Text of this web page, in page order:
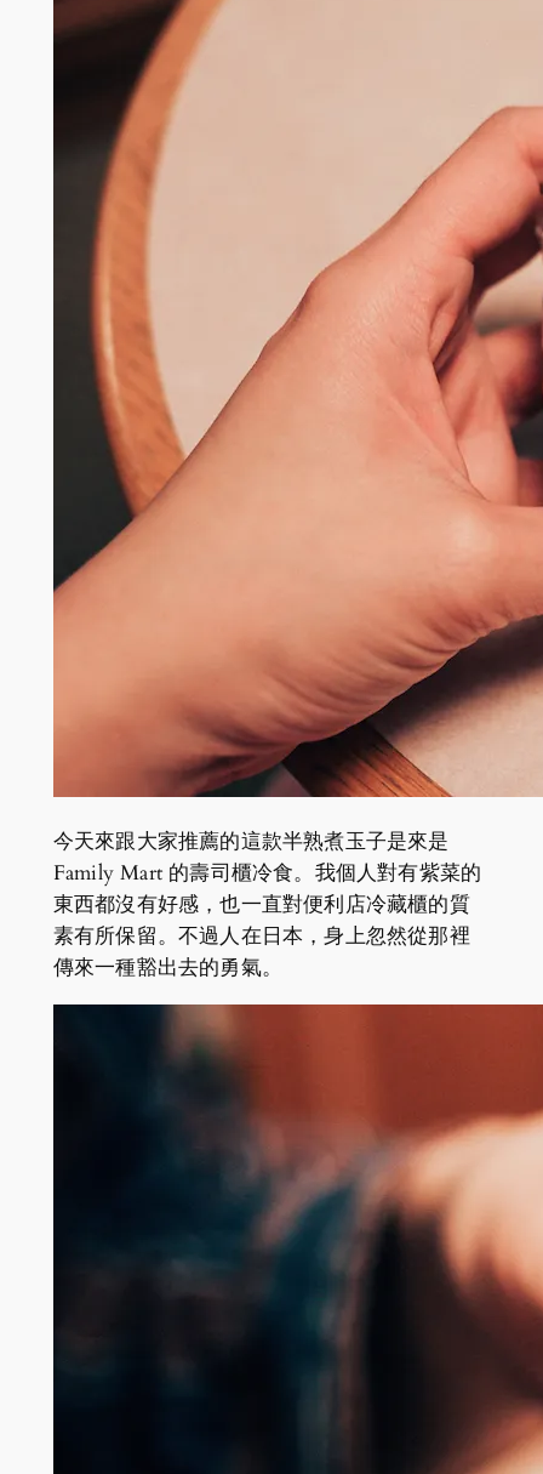
今天來跟大家推薦的這款半熟煮玉子是來是
Family Mart 的壽司櫃冷食。我個人對有紫菜的
東西都沒有好感，也一直對便利店冷藏櫃的質
素有所保留。不過人在日本，身上忽然從那裡
傳來一種豁出去的勇氣。